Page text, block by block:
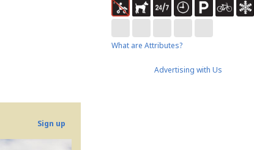
Sign up
What are Attributes?
Advertising with Us